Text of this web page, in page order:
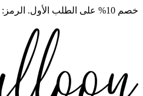
خصم 10% على الطلب الأول. الرمز: